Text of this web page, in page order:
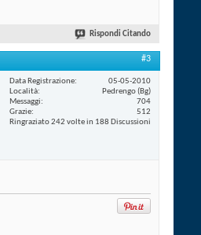
Rispondi Citando
#3
Data Registrazione
05-05-2010
Località
Pedrengo (Bg)
Messaggi
704
Grazie
512
Ringraziato 242 volte in 188 Discussioni